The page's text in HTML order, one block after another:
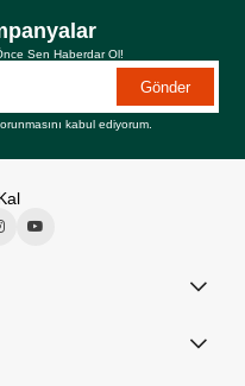
Sen Haberdar Ol!
Gönder
kabul ediyorum.